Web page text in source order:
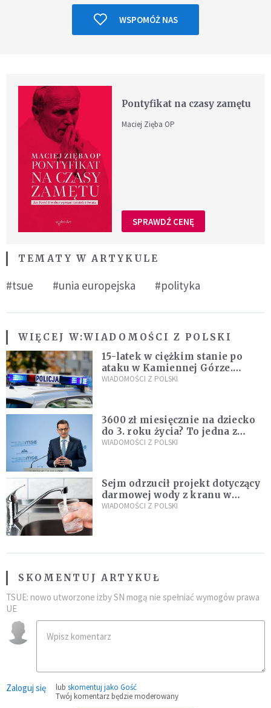
WSPOMÓŻ NAS
Pontyfikat na czasy zamętu
Maciej Zięba OP
SPRAWDŹ CENĘ
TEMATY W ARTYKULE
#tsue #unia europejska #polityka
WIĘCEJ W:WIADOMOŚCI Z POLSKI
15-latek w ciężkim stanie po
ataku w Kamiennej Górze.
Policja zatrzymała dwóch
WIADOMOŚCI Z POLSKI
3600 zł miesięcznie na dziecko
do 3. roku życia? To jedna z
propozycji programu "Rozwój
WIADOMOŚCI Z POLSKI
Sejm odrzucił projekt dotyczący
darmowej wody z kranu w
restauracjach
WIADOMOŚCI Z POLSKI
SKOMENTUJ ARTYKUŁ
TSUE: nowo utworzone izby SN mogą nie spełniać wymogów prawa
UE
Zaloguj się lub skomentuj jako Gość
Twój komentarz będzie moderowany